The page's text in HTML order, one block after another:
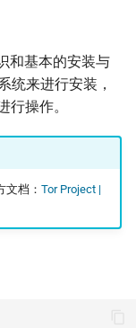
工作时怎么避免
和基本的安装与
统来进行安装，
操作。
档： Tor Project |